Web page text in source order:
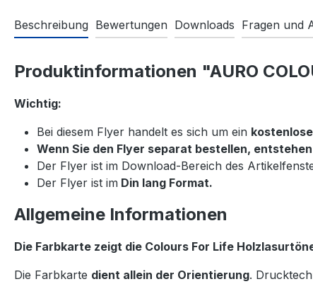
Beschreibung Bewertungen Downloads Fragen und
Produktinformationen "AURO
Wichtig:
Bei diesem Flyer handelt es sich um ein
Wenn Sie den Flyer separat bestellen,
Der Flyer ist im Download-Bereich des
Der Flyer ist im Din lang Format.
Allgemeine Informationen
Die Farbkarte zeigt die Colours For Life
Die Farbkarte dient allein der Orientierung.